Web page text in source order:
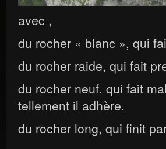
avec ,
du rocher « blanc », qui
du rocher raide, qui fait
du rocher neuf, qui fait
tellement il adhère,
du rocher long, qui finit